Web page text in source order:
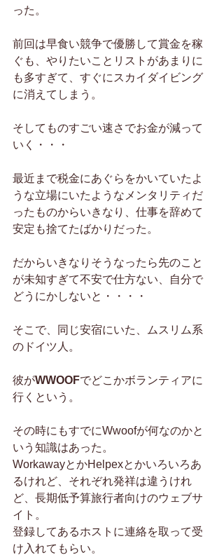
った。
前回は早食い競争で優勝して賞金を稼
ぐも、やりたいことリストがあまりに
も多すぎて、すぐにスカイダイビング
に消えてしまう。
そしてものすごい速さでお金が減って
いく・・・
最近まで税金にあぐらをかいていたよ
うな立場にいたようなメンタリティだ
ったものからいきなり、仕事を辞めて
安定も捨てたばかりだった。
だからいきなりそうなったら先のこと
が未知すぎて不安で仕方ない、自分で
どうにかしないと・・・・
そこで、同じ安宿にいた、ムスリム系
のドイツ人。
彼がWWOOFでどこかボランティアに
行くという。
その時にもすでにWwoofが何なのかと
いう知識はあった。
WorkawayとかHelpexとかいろいろあ
るけれど、それぞれ発祥は違うけれ
ど、長期低予算旅行者向けのウェブサ
イト。
登録してあるホストに連絡を取って受
け入れてもらい。